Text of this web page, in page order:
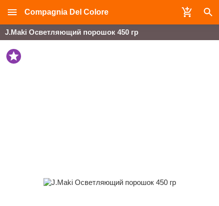
Compagnia Del Colore
J.Maki Осветляющий порошок 450 гр